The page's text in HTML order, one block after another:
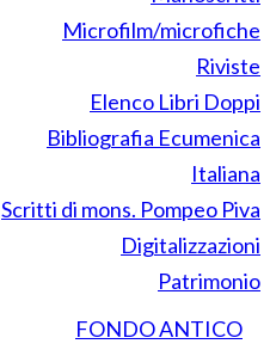
Microfilm/microfiche
Riviste
Elenco Libri Doppi
Bibliografia Ecumenica
Italiana
Scritti di mons. Pompeo Piva
Digitalizzazioni
Patrimonio
FONDO ANTICO